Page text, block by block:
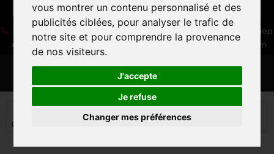
vous montrer un contenu personnalisé et des
publicités ciblées, pour analyser le trafic de
notre site et pour comprendre la provenance
de nos visiteurs.
J'accepte
Je refuse
Changer mes préférences
Boutique : 05 16 83 64 41/ Web : 06 30 32 02 25
Web-Shop
: contact86@freecycle.fr/ Atelier-SAV :freecyclesav@gmail.com
VELOS DE ROUTE
EQUIPEMENTS ROUTE
CHAUSSURES
CHAUSSURE ROUTE GIRO SAVIX II